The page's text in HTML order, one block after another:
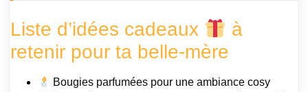
Liste d’idées cadeaux
à
retenir pour ta belle-mère
Bougies parfumées pour une ambiance cosy